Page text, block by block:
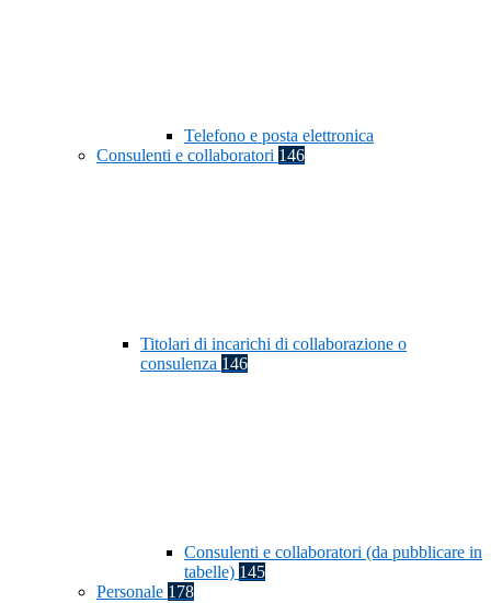
Telefono e posta elettronica
Consulenti e collaboratori 146
Titolari di incarichi di collaborazione o
consulenza 146
Consulenti e collaboratori (da pubblicare in
tabelle) 145
Personale 178